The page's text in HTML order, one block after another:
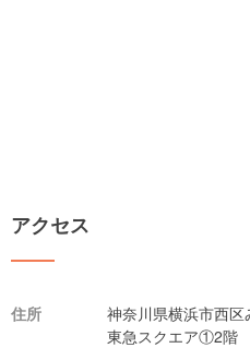
アクセス
住所
神奈川県横浜市西
東急スクエア①2階